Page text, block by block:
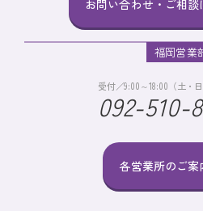
お問い合わせ・ご相談
各営業所のご案
福岡営業
受付／9:00～18:00（土・
092-510-